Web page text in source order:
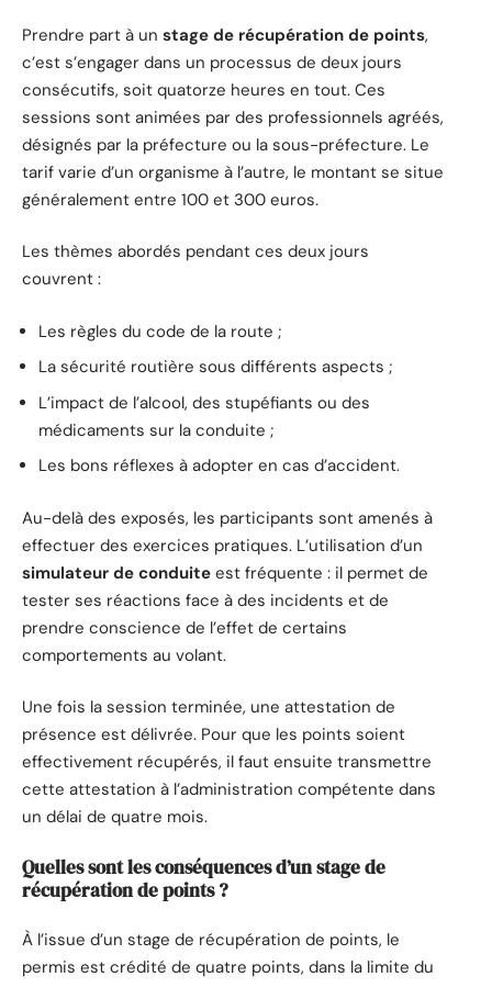
Prendre part à un stage de récupération de points,
c’est s’engager dans un processus de deux jours
consécutifs, soit quatorze heures en tout. Ces
sessions sont animées par des professionnels agréés,
désignés par la préfecture ou la sous-préfecture. Le
tarif varie d’un organisme à l’autre, le montant se situe
généralement entre 100 et 300 euros.
Les thèmes abordés pendant ces deux jours
couvrent :
Les règles du code de la route ;
La sécurité routière sous différents aspects ;
L’impact de l’alcool, des stupéfiants ou des
médicaments sur la conduite ;
Les bons réflexes à adopter en cas d’accident.
Au-delà des exposés, les participants sont amenés à
effectuer des exercices pratiques. L’utilisation d’un
simulateur de conduite est fréquente : il permet de
tester ses réactions face à des incidents et de
prendre conscience de l’effet de certains
comportements au volant.
Une fois la session terminée, une attestation de
présence est délivrée. Pour que les points soient
effectivement récupérés, il faut ensuite transmettre
cette attestation à l’administration compétente dans
un délai de quatre mois.
Quelles sont les conséquences d’unstage de
récupération de points?
À l’issue d’un stage de récupération de points, le
permis est crédité de quatre points, dans la limite du